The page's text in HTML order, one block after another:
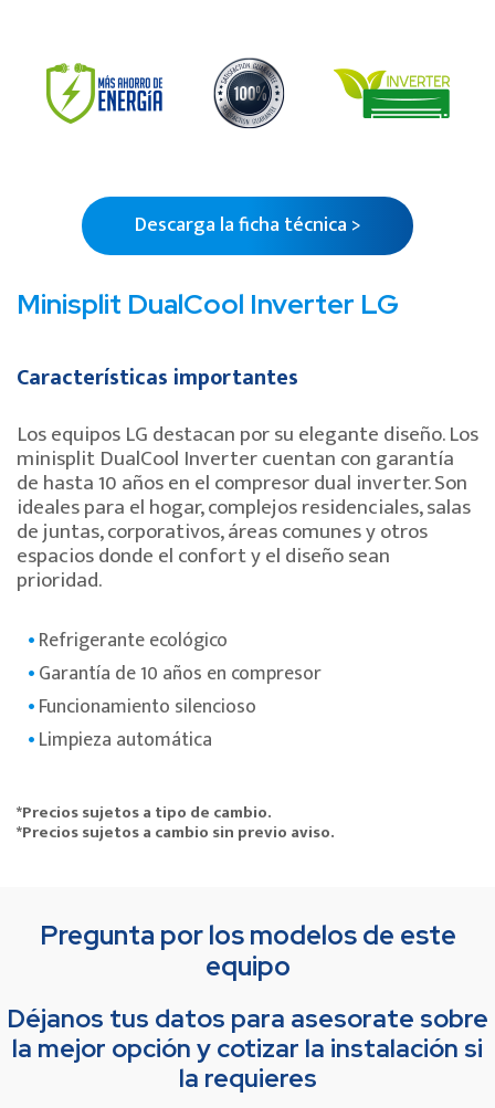
Descarga la ficha técnica >
Minisplit DualCool Inverter LG
Características importantes
Los equipos LG destacan por su elegante diseño. Los
minisplit DualCool Inverter cuentan con garantía
de hasta 10 años en el compresor dual inverter. Son
ideales para el hogar, complejos residenciales, salas
de juntas, corporativos, áreas comunes y otros
espacios donde el confort y el diseño sean
prioridad.
Refrigerante ecológico
Garantía de 10 años en compresor
Funcionamiento silencioso
Limpieza automática
*Precios sujetos a tipo de cambio.
*Precios sujetos a cambio sin previo aviso.
Pregunta por los modelos de este
equipo
Déjanos tus datos para asesorate sobre
la mejor opción y cotizar la instalación si
la requieres